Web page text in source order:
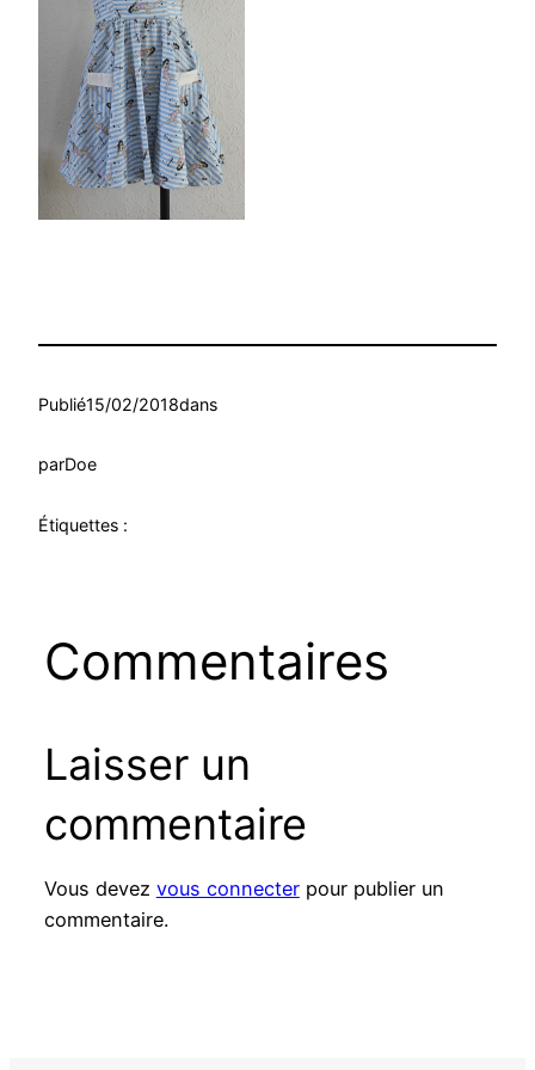
Publié15/02/2018dans
parDoe
Étiquettes :
Commentaires
Laisser un
commentaire
Vous devez vous connecterpour publier un
commentaire.